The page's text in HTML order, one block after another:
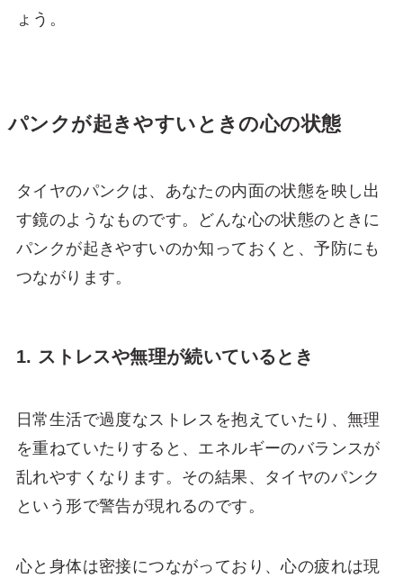
ょう。
パンクが起きやすいときの心の状態
タイヤのパンクは、あなたの内面の状態を映し出
す鏡のようなものです。どんな心の状態のときに
パンクが起きやすいのか知っておくと、予防にも
つながります。
1. ストレスや無理が続いているとき
日常生活で過度なストレスを抱えていたり、無理
を重ねていたりすると、エネルギーのバランスが
乱れやすくなります。その結果、タイヤのパンク
という形で警告が現れるのです。
心と身体は密接につながっており、心の疲れは現